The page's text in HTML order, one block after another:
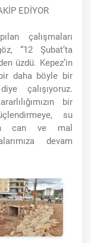
EDİYOR
çalışmaları
“12 Şubat’ta
üzdü. Kepez’in
daha böyle bir
çalışıyoruz.
bir
su
can ve mal
devam